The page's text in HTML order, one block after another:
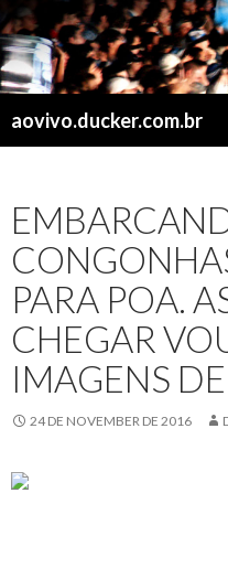
aovivo.ducker.com.br
PARA POA.
CHEGAR
IMAGENS
24 DE NOVEMBER DE 2016